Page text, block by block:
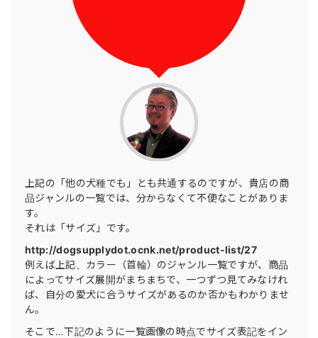
上記の「他の犬種でも」とも共通するのですが、貴店の商
品ジャンルの一覧では、分からなくて不便なことがありま
す。
それは「サイズ」です。
http://dogsupplydot.ocnk.net/product-list/27
例えば上記、カラー（首輪）のジャンル一覧ですが、商品
によってサイズ展開がまちまちで、一つずつ見てみなけれ
ば、自分の愛犬に合うサイズがあるのか否かもわかりませ
ん。
そこで…下記のように一覧画像の時点でサイズ表記をイン